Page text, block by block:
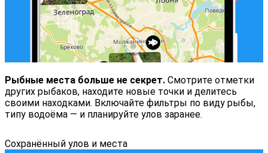
Рыбные места больше не секрет. Смотрите отметки
других рыбаков, находите новые точки и делитесь
своими находками. Включайте фильтры по виду рыбы,
типу водоёма — и планируйте улов заранее.
Сохранённый улов и места